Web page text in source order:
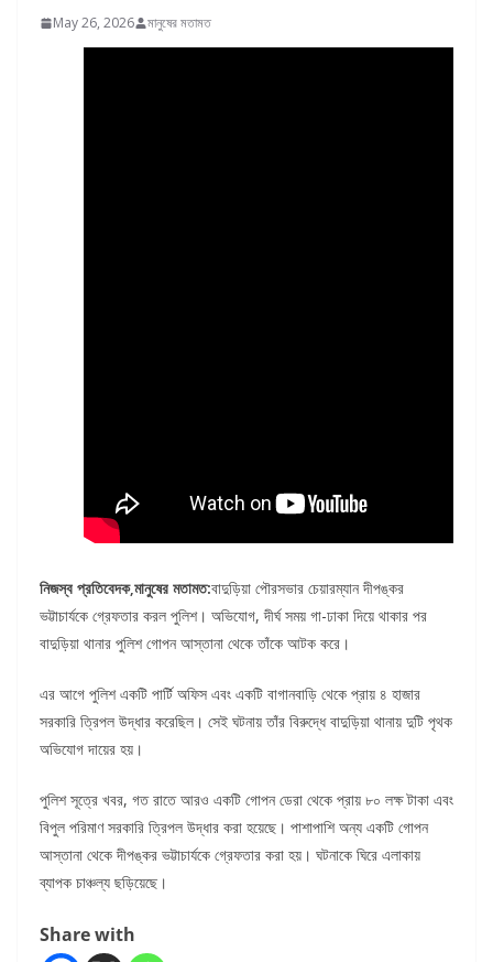
May 26, 2026 মানুষের মতামত
নিজস্ব প্রতিবেদক,মানুষের মতামত:বাদুড়িয়া পৌরসভার চেয়ারম্যান দীপঙ্কর
ভট্টাচার্যকে গ্রেফতার করল পুলিশ। অভিযোগ, দীর্ঘ সময় গা-ঢাকা দিয়ে থাকার পর
বাদুড়িয়া থানার পুলিশ গোপন আস্তানা থেকে তাঁকে আটক করে।
এর আগে পুলিশ একটি পার্টি অফিস এবং একটি বাগানবাড়ি থেকে প্রায় ৪ হাজার
সরকারি ত্রিপল উদ্ধার করেছিল। সেই ঘটনায় তাঁর বিরুদ্ধে বাদুড়িয়া থানায় দুটি পৃথক
অভিযোগ দায়ের হয়।
পুলিশ সূত্রে খবর, গত রাতে আরও একটি গোপন ডেরা থেকে প্রায় ৮০ লক্ষ টাকা এবং
বিপুল পরিমাণ সরকারি ত্রিপল উদ্ধার করা হয়েছে। পাশাপাশি অন্য একটি গোপন
আস্তানা থেকে দীপঙ্কর ভট্টাচার্যকে গ্রেফতার করা হয়। ঘটনাকে ঘিরে এলাকায়
ব্যাপক চাঞ্চল্য ছড়িয়েছে।
Share with